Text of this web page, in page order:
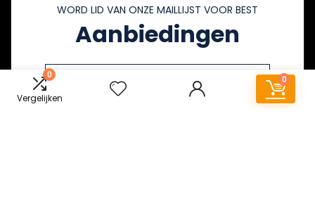
0
Vergelijken
0
WORD LID VAN ONZE MAILLIJST VOOR BEST
Aanbiedingen